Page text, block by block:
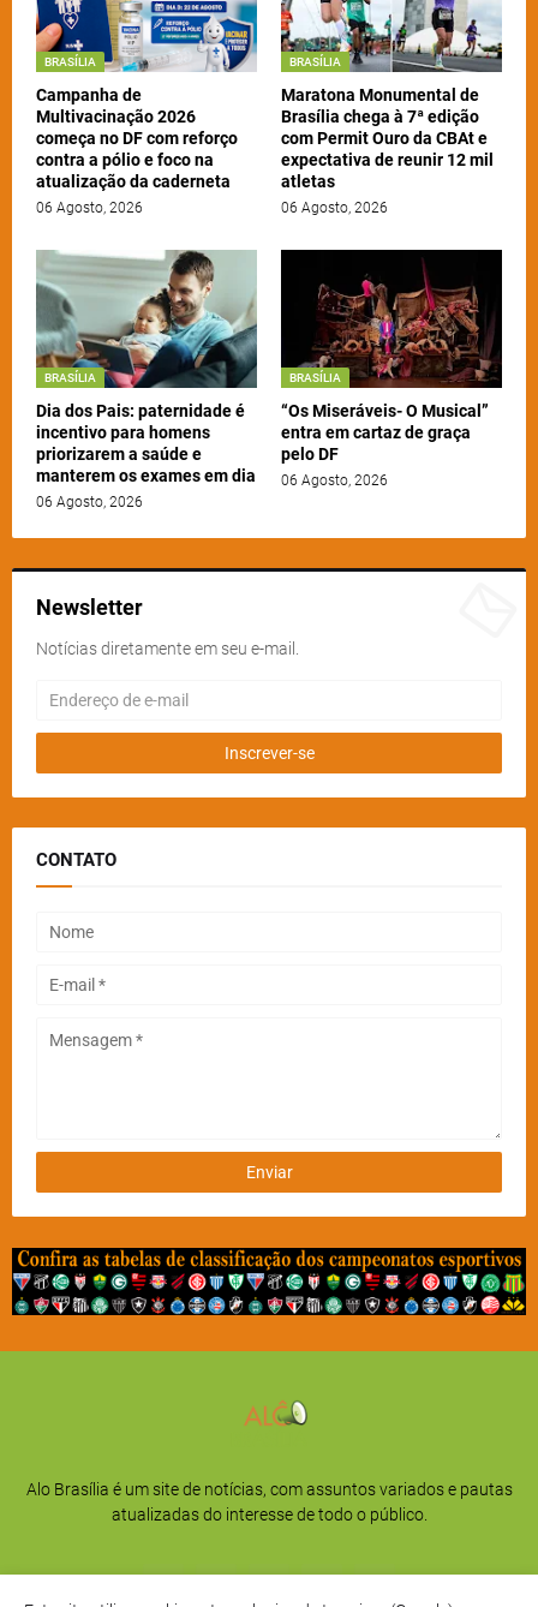
BRASÍLIA
Campanha de
Multivacinação 2026
começa no DF com reforço
contra a pólio e foco na
atualização da caderneta
06 Agosto, 2026
BRASÍLIA
Maratona Monumental de
Brasília chega à 7ª edição
com Permit Ouro da CBAt e
expectativa de reunir 12 mil
atletas
06 Agosto, 2026
BRASÍLIA
Dia dos Pais: paternidade é
incentivo para homens
priorizarem a saúde e
manterem os exames em dia
06 Agosto, 2026
BRASÍLIA
“Os Miseráveis- O Musical”
entra em cartaz de graça
pelo DF
06 Agosto, 2026
Newsletter
Notícias diretamente em seu e-mail.
CONTATO
Alo Brasília é um site de notícias, com assuntos variados e pautas
atualizadas do interesse de todo o público.